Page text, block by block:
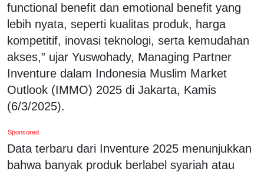
functional benefit dan emotional benefit yang
lebih nyata, seperti kualitas produk, harga
kompetitif, inovasi teknologi, serta kemudahan
akses,” ujar Yuswohady, Managing Partner
Inventure dalam Indonesia Muslim Market
Outlook (IMMO) 2025 di Jakarta, Kamis
(6/3/2025).
Sponsored
Data terbaru dari Inventure 2025 menunjukkan
bahwa banyak produk berlabel syariah atau